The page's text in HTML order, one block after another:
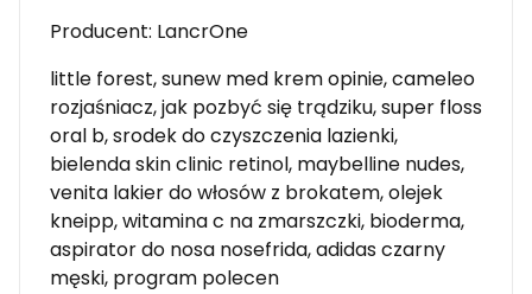
Producent: LancrOne
little forest, sunew med krem opinie, cameleo
rozjaśniacz, jak pozbyć się trądziku, super floss
oral b, srodek do czyszczenia lazienki,
bielenda skin clinic retinol, maybelline nudes,
venita lakier do włosów z brokatem, olejek
kneipp, witamina c na zmarszczki, bioderma,
aspirator do nosa nosefrida, adidas czarny
męski, program polecen